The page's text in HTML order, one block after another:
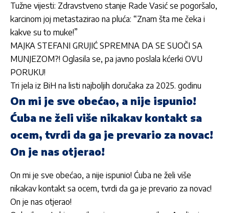
Tužne vijesti: Zdravstveno stanje Rade Vasić se pogoršalo,
karcinom joj metastazirao na pluća: “Znam šta me čeka i
kakve su to muke!”
MAJKA STEFANI GRUJIĆ SPREMNA DA SE SUOČI SA
MUNJEZOM?! Oglasila se, pa javno poslala kćerki OVU
PORUKU!
Tri jela iz BiH na listi najboljih doručaka za 2025. godinu
On mi je sve obećao, a nije ispunio!
Ćuba ne želi više nikakav kontakt sa
ocem, tvrdi da ga je prevario za novac!
On je nas otjerao!
On mi je sve obećao, a nije ispunio! Ćuba ne želi više
nikakav kontakt sa ocem, tvrdi da ga je prevario za novac!
On je nas otjerao!